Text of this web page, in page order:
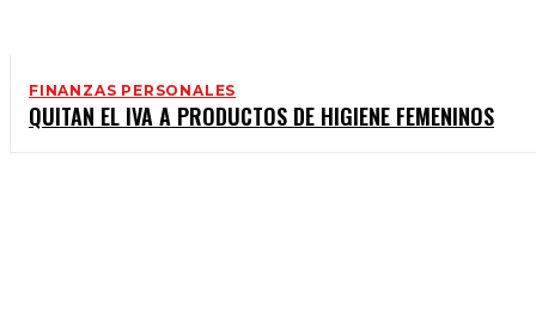
FINANZAS PERSONALES
QUITAN EL IVA A PRODUCTOS DE HIGIENE FEMENINOS